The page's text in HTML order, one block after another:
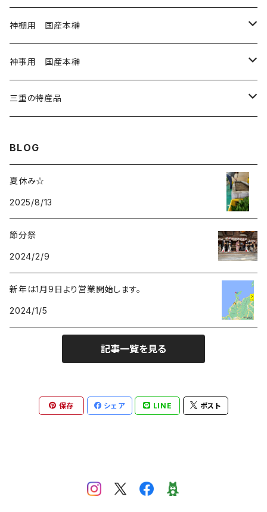
神棚用 国産本榊
神棚用本榊 小 3寸
神棚用本榊 大 4寸
紙垂
神事用 国産本榊
神事用 玉串35㎝
21～40本
41本以上
21～40本
41本以上
神事用 神籬80㎝
麻紐
三重の特産品
伊勢ひかり
BLOG
夏休み☆
2025/8/13
節分祭
2024/2/9
新年は1月9日より営業開始します。
2024/1/5
記事一覧を見る
保存 シェア LINE ポスト